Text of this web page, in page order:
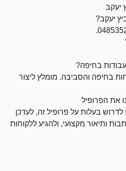
יעקב
יעקב?
בחיפה?
בחיפה והסביבה. מומלץ ליצור
את הפרופיל
לדרוש בעלות על פרופיל זה, לעדכן
ותיאור מקצועי, ולהגיע ללקוחות